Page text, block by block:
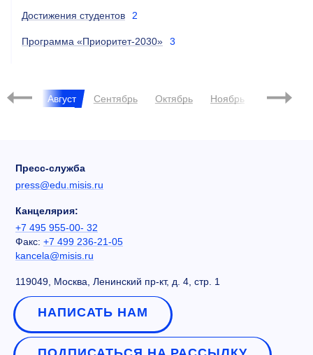
Достижения студентов 2
Программа «Приоритет-2030» 3
Июль Август Сентябрь Октябрь Ноябрь Декабрь
Пресс-служба
press@edu.misis.ru
Канцелярия:
+7 495 955-00- 32
Факс: +7 499 236-21-05
kancela@misis.ru
119049, Москва, Ленинский пр-кт, д. 4, стр. 1
НАПИСАТЬ НАМ